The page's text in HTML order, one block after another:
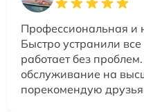
Профессиональная и
Быстро устранили
работает без
обслуживание на
порекомендую